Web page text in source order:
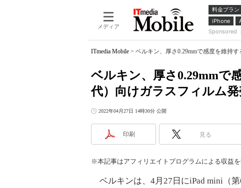
メディア
料金プラン
iPhone
Sponsored ｜
ITmedia Mobile > ベルキン、厚さ0.29mmで感度を維持
ベルキン、厚さ0.29mmで
代）向けガラスフィルム
2022年04月27日 14時30分 公開
印刷 見る
※本記事はアフィリエイトプログラムによる収益
ベルキンは、4月27日にiPad mini（